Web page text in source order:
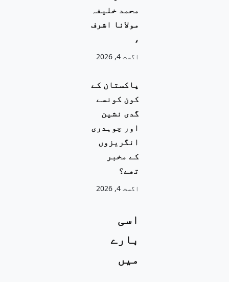
محمد خلیفہ
مولانا اشرف
،
اگست 4, 2026
پاکستان کے
کون کونسے
گدی نشین
اور چوہدری
انگریزوں
کے مخبر
تھے؟
اگست 4, 2026
اسی
بارے
میں